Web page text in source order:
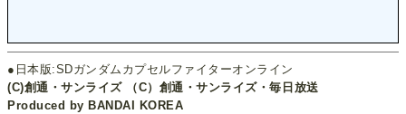
●日本版:SDガンダムカプセルファイターオンライン
(C)創通・サンライズ （C）創通・サンライズ・毎日放送
Produced by BANDAI KOREA